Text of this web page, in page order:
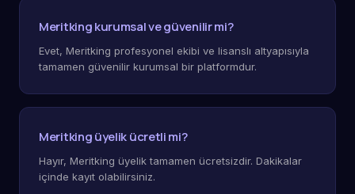
Meritking kurumsal ve güvenilir mi?
Evet, Meritking profesyonel ekibi ve lisanslı altyapısıyla
tamamen güvenilir kurumsal bir platformdur.
Meritking üyelik ücretli mi?
Hayır, Meritking üyelik tamamen ücretsizdir. Dakikalar
içinde kayıt olabilirsiniz.